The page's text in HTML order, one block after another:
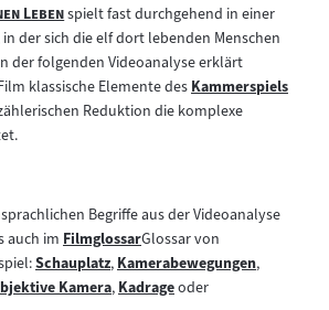
Leben"spielt fast durchgehend in einer
der sich die elf dort lebenden Menschen
der folgenden Videoanalyse erklärt
klassische Elemente desZum
Inhalt:
Kammerspiels
Reduktion die komplexe
Begriffe aus der Videoanalyse
auch im Zum
Inhalt:
FilmglossarGlossar von
Zum
Inhalt:
Schauplatz,Zum
Inhalt:
Kamerabewegungen,
Kamera,Zum
Kadrageoder